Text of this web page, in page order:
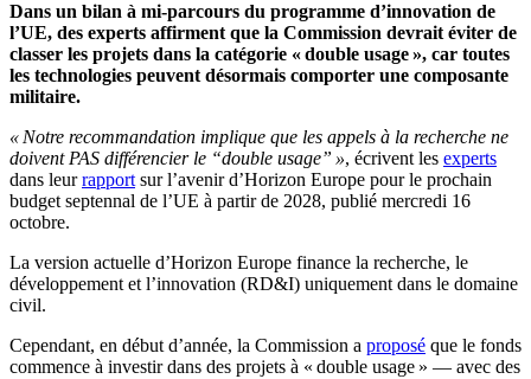
Dans un bilan à mi-parcours du programme d’innovation de
l’UE, des experts affirment que la Commission devrait éviter de
classer les projets dans la catégorie « double usage », car toutes
les technologies peuvent désormais comporter une composante
militaire.
« Notre recommandation implique que les appels à la recherche ne
doivent PAS différencier le “double usage” », écrivent les experts
dans leurrapport sur l’avenir d’Horizon Europe pour le prochain
budget septennal de l’UE à partir de 2028, publié mercredi 16
octobre.
La version actuelle d’Horizon Europe finance la recherche, le
développement et l’innovation (RD&I) uniquement dans le domaine
civil.
Cependant, en début d’année, la Commission a proposé que le fonds
commence à investir dans des projets à « double usage » — avec des